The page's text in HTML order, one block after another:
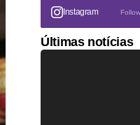
Instagram
Últimas notícias